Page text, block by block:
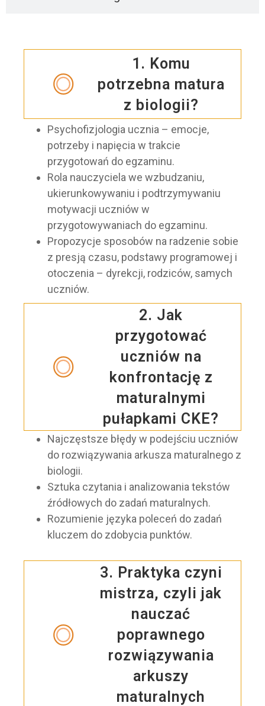
1. Komu
potrzebna matura
z biologii?
Psychofizjologia ucznia – emocje,
potrzeby i napięcia w trakcie
przygotowań do egzaminu.
Rola nauczyciela we wzbudzaniu,
ukierunkowywaniu i podtrzymywaniu
motywacji uczniów w
przygotowywaniach do egzaminu.
Propozycje sposobów na radzenie sobie
z presją czasu, podstawy programowej i
otoczenia – dyrekcji, rodziców, samych
uczniów.
2. Jak
przygotować
uczniów na
konfrontację z
maturalnymi
pułapkami CKE?
Najczęstsze błędy w podejściu uczniów
do rozwiązywania arkusza maturalnego z
biologii.
Sztuka czytania i analizowania tekstów
źródłowych do zadań maturalnych.
Rozumienie języka poleceń do zadań
kluczem do zdobycia punktów.
3. Praktyka czyni
mistrza, czyli jak
nauczać
poprawnego
rozwiązywania
arkuszy
maturalnych